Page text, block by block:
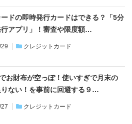
ドの即時発行カードはできる？「5分
アプリ」！審査や限度額…
クレジットカード
お財布が空っぽ！使いすぎで月末の
りない！を事前に回避する９…
クレジットカード